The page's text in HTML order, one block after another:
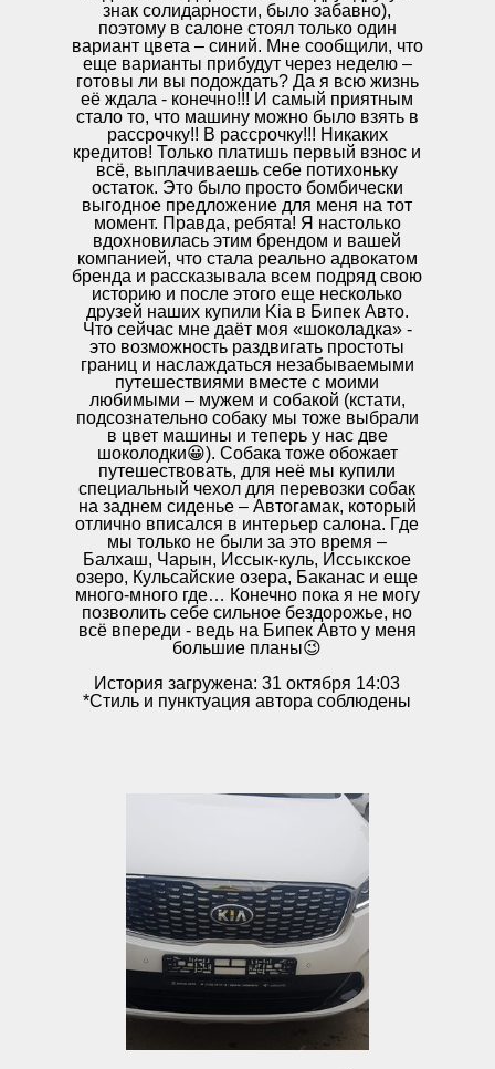
знак солидарности, было забавно),
поэтому в салоне стоял только один
вариант цвета – синий. Мне сообщили, что
еще варианты прибудут через неделю –
готовы ли вы подождать? Да я всю жизнь
её ждала - конечно!!! И самый приятным
стало то, что машину можно было взять в
рассрочку!! В рассрочку!!! Никаких
кредитов! Только платишь первый взнос и
всё, выплачиваешь себе потихоньку
остаток. Это было просто бомбически
выгодное предложение для меня на тот
момент. Правда, ребята! Я настолько
вдохновилась этим брендом и вашей
компанией, что стала реально адвокатом
бренда и рассказывала всем подряд свою
историю и после этого еще несколько
друзей наших купили Kia в Бипек Авто.
Что сейчас мне даёт моя «шоколадка» -
это возможность раздвигать простоты
границ и наслаждаться незабываемыми
путешествиями вместе с моими
любимыми – мужем и собакой (кстати,
подсознательно собаку мы тоже выбрали
в цвет машины и теперь у нас две
шоколодки😀). Собака тоже обожает
путешествовать, для неё мы купили
специальный чехол для перевозки собак
на заднем сиденье – Автогамак, который
отлично вписался в интерьер салона. Где
мы только не были за это время –
Балхаш, Чарын, Иссык-куль, Иссыкское
озеро, Кульсайские озера, Баканас и еще
много-много где… Конечно пока я не могу
позволить себе сильное бездорожье, но
всё впереди - ведь на Бипек Авто у меня
большие планы😉
История загружена: 31 октября 14:03
*Стиль и пунктуация автора соблюдены